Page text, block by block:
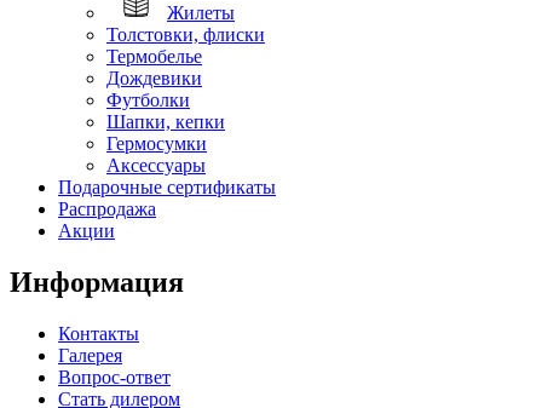
Жилеты
Толстовки, флиски
Термобелье
Дождевики
Футболки
Шапки, кепки
Гермосумки
Аксессуары
Подарочные сертификаты
Распродажа
Акции
Информация
Контакты
Галерея
Вопрос-ответ
Стать дилером